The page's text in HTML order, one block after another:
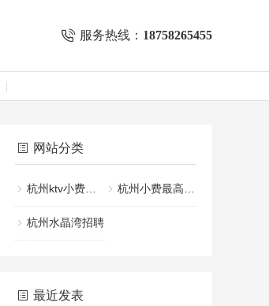
服务热线： 18758265455
网站分类
杭州ktv小费一般给多少 杭州小费最高的KTV招聘
杭州水晶湾招聘
最近发表